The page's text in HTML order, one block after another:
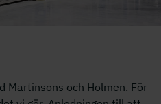
Martinsons och Holmen. För